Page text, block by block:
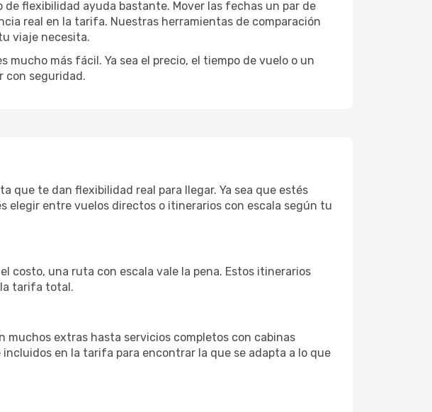
flexibilidad ayuda bastante. Mover las fechas un par de
real en la tarifa. Nuestras herramientas de comparación
viaje necesita.
más fácil. Ya sea el precio, el tiempo de vuelo o un
con seguridad.
que te dan flexibilidad real para llegar. Ya sea que estés
elegir entre vuelos directos o itinerarios con escala según tu
costo, una ruta con escala vale la pena. Estos itinerarios
tarifa total.
muchos extras hasta servicios completos con cabinas
en la tarifa para encontrar la que se adapta a lo que